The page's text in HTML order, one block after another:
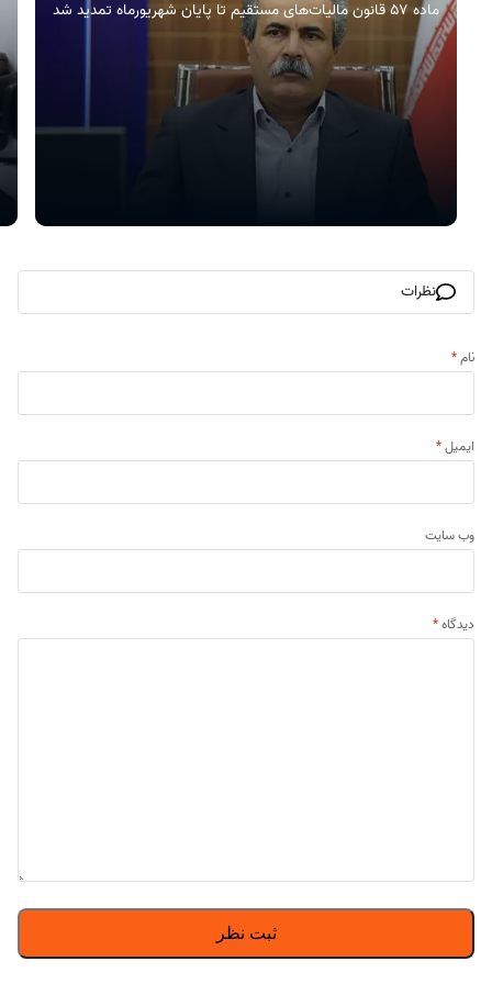
ماده ۵۷ قانون مالیات‌های مستقیم تا پایان شهریورماه تمدید شد
نظرات
نام*
ایمیل*
وب‌ سایت
دیدگاه*